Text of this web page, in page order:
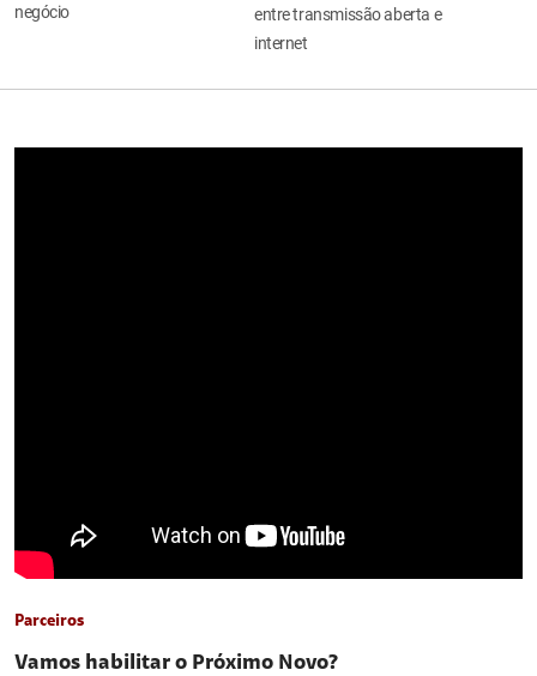
negócio
entre transmissão aberta e
internet
Parceiros
Vamos habilitar o Próximo Novo?